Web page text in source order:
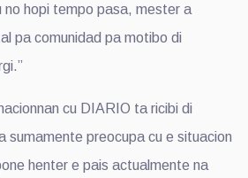
no hopi tempo pasa, mester a
pa comunidad pa motibo di
cu DIARIO ta ricibi di
sumamente preocupa cu e situacion
henter e pais actualmente na